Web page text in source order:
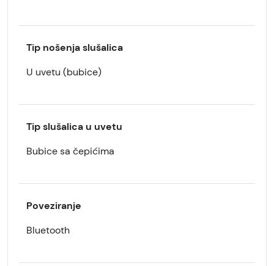
Tip nošenja slušalica
U uvetu (bubice)
Tip slušalica u uvetu
Bubice sa čepićima
Poveziranje
Bluetooth